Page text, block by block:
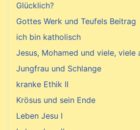
Glücklich?
Gottes Werk und Teufels Beitrag
ich bin katholisch
Jesus, Mohamed und viele, viele
Jungfrau und Schlange
kranke Ethik II
Krösus und sein Ende
Leben Jesu I